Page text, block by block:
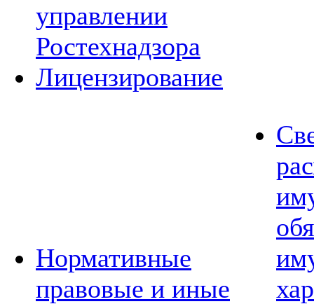
управлении
Ростехнадзора
Лицензирование
Нормативные
правовые и иные